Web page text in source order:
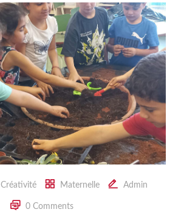
Créativité Maternelle Admin
0 Comments